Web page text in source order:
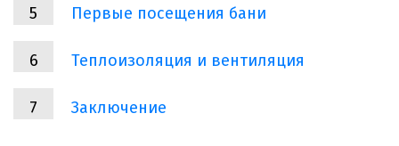
Первые посещения бани
Теплоизоляция и вентиляция
Заключение